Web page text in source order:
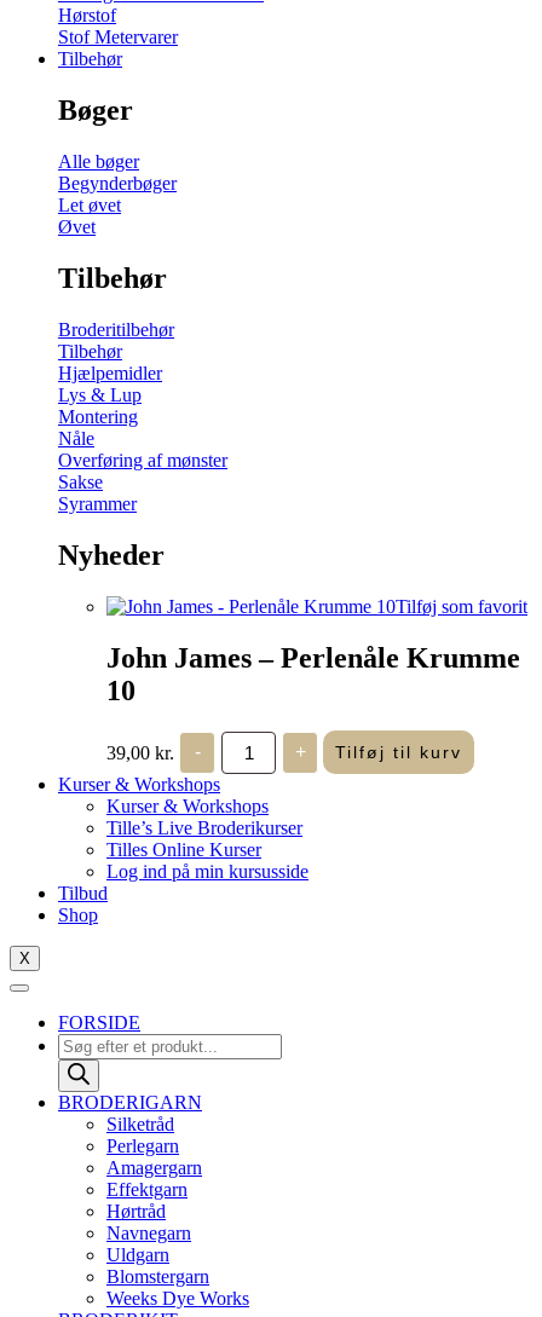
Hørstof
Stof Metervarer
Tilbehør
Bøger
Alle bøger
Begynderbøger
Let øvet
Øvet
Tilbehør
Broderitilbehør
Tilbehør
Hjælpemidler
Lys & Lup
Montering
Nåle
Overføring af mønster
Sakse
Syrammer
Nyheder
Tilføj som favorit
John James – Perlenåle Krumme
10
39,00 kr. -
John
James
-
Perlenåle
Krumme
10
antal
+ Tilføj til kurv
Kurser & Workshops
Kurser & Workshops
Tille’s Live Broderikurser
Tilles Online Kurser
Log ind på min kursusside
Tilbud
Shop
X
FORSIDE
Products
search
BRODERIGARN
Silketråd
Perlegarn
Amagergarn
Effektgarn
Hørtråd
Navnegarn
Uldgarn
Blomstergarn
Weeks Dye Works